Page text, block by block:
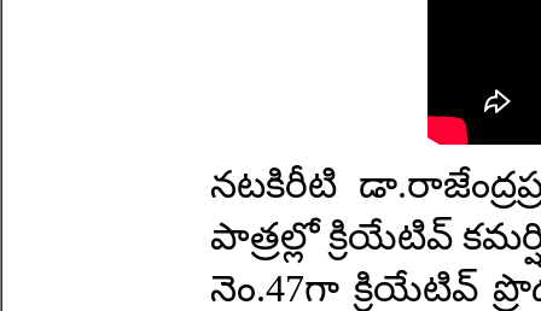
నటకిరీటి
పాత్రల్లో క్రియేటివ్‌
నెం.47గా క్రియేటివ్‌